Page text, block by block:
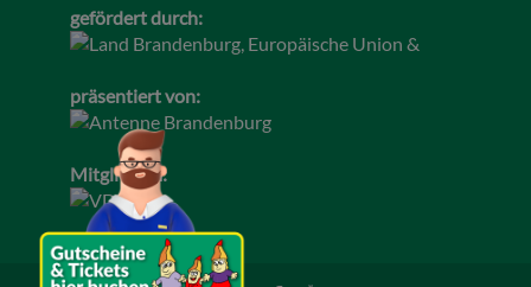
gefördert durch:
präsentiert von:
Mitglied im: